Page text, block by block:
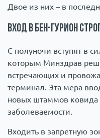
Двое из них – в
Вход в Бен-Гурион
С полуночи вступят в
которым Минздрав
встречающих и
терминал. Эта мера
новых штаммов ковида
заболеваемости.
Входить в запретную